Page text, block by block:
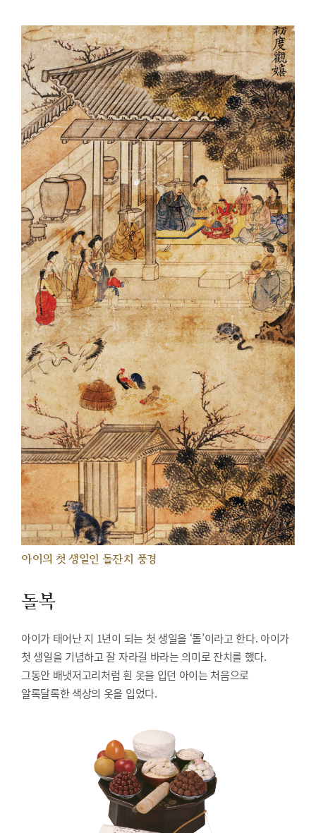
아이의 첫 생일인 돌잔치 풍경
돌복
아이가 태어난 지 1년이 되는 첫 생일을 ‘돌’이라고 한다. 아이가
첫 생일을 기념하고 잘 자라길 바라는 의미로 잔치를 했다.
그동안 배냇저고리처럼 흰 옷을 입던 아이는 처음으로
알록달록한 색상의 옷을 입었다.